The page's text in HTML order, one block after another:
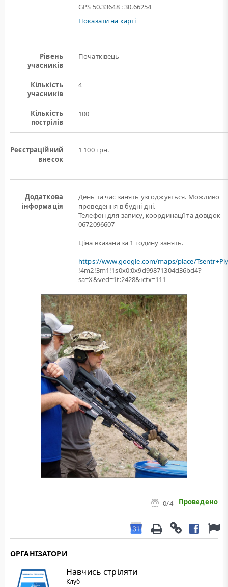
GPS 50.33648 : 30.66254
Показати на карті
Рівень
учасників
Початківець
Кількість
учасників
4
Кількість
пострілів
100
Реєстраційний
внесок
1 100 грн.
Додаткова
інформація
День та час занять узгоджується. Можливо
проведення в будні дні.
Телефон для запису, координації та довідок
0672096607
Ціна вказана за 1 годину занять.
https://www.google.com/maps/place/
!4m2!3m1!1s0x0:0x9d99871304d36bd4?
sa=X&ved=1t:2428&ictx=111
0/4 Проведено
ОРГАНІЗАТОРИ
Навчись стріляти
Клуб